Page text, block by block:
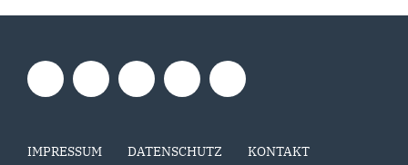
IMPRESSUM DATENSCHUTZ KONTAKT